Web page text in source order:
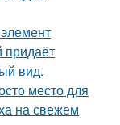
вид.
место для
на свежем